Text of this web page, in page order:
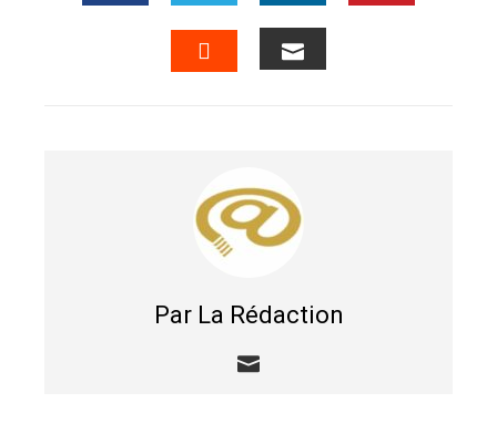
FACEBOOKTWITTERLINKEDIN
Par La Rédaction